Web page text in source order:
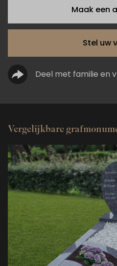
Maak een
Stel uw
Deel met familie en
Vergelijkbare